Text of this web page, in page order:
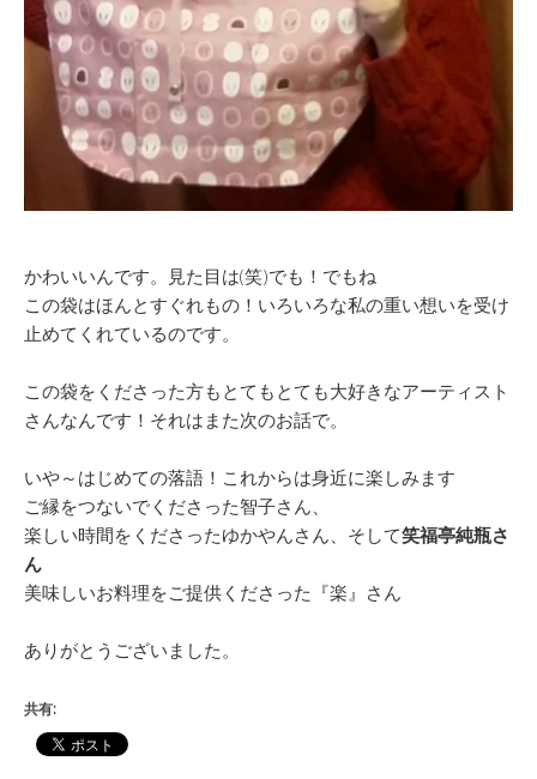
かわいいんです。見た目は(笑)でも！でもね
この袋はほんとすぐれもの！いろいろな私の重い想いを受け
止めてくれているのです。
この袋をくださった方もとてもとても大好きなアーティスト
さんなんです！それはまた次のお話で。
いや～はじめての落語！これからは身近に楽しみます
ご縁をつないでくださった智子さん、
楽しい時間をくださったゆかやんさん、そして笑福亭純瓶さ
ん
美味しいお料理をご提供くださった『楽』さん
ありがとうございました。
共有: